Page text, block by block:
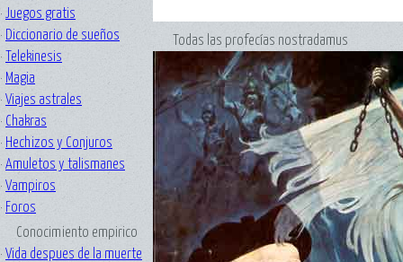
· Juegos gratis
· Diccionario de sueños
·
Telekinesis
· Magia
· Viajes astrales
· Chakras
· Hechizos y Conjuros
· Amuletos y talismanes
· Vampiros
· Foros
Conocimiento empirico
· Vida despues de la muerte
Todas las profecías nostradamus